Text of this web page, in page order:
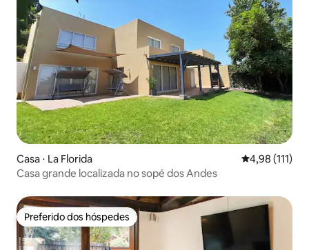
Casa ⋅ La Florida 4,98 de uma
4,98 (111)
Casa grande localizada no sopé dos Andes
Preferido dos hóspedes
Preferido dos hóspedes